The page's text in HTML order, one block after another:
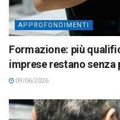
APPROFONDIMENTI
Formazione: più
imprese restano senza
09/06/2026